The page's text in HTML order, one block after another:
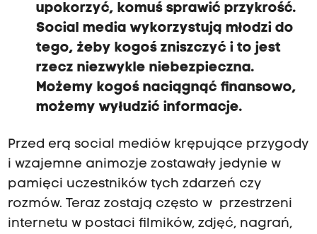
upokorzyć, komuś sprawić przykrość.
Social media wykorzystują młodzi do
tego, żeby kogoś zniszczyć i to jest
rzecz niezwykle niebezpieczna.
Możemy kogoś naciągnąć finansowo,
możemy wyłudzić informacje.
Przed erą social mediów krępujące przygody
i wzajemne animozje zostawały jedynie w
pamięci uczestników tych zdarzeń czy
rozmów. Teraz zostają często w przestrzeni
internetu w postaci filmików, zdjęć, nagrań,